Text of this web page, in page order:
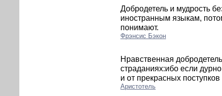
Добродетель и мудрость
иностранным языкам,
понимают.
Фрэнсис Бэкон
Нравственная
страданиях:ибо если
и от прекрасных
Аристотель